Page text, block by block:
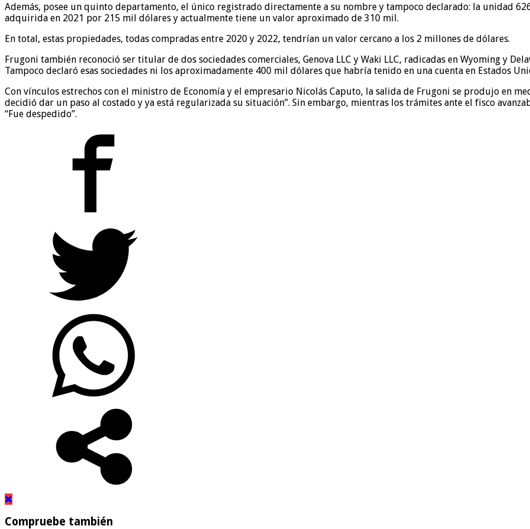
Además, posee un quinto departamento, el único registrado directamente a su nombre y tampoco declarado: la unidad
adquirida en 2021 por 215 mil dólares y actualmente tiene un valor aproximado de 310 mil.
En total, estas propiedades, todas compradas entre 2020 y 2022, tendrían un valor cercano a los 2 millones de dólares.
Frugoni también reconoció ser titular de dos sociedades comerciales, Genova LLC y Waki LLC, radicadas en Wyoming y
Tampoco declaró esas sociedades ni los aproximadamente 400 mil dólares que habría tenido en una cuenta en Estados
Con vínculos estrechos con el ministro de Economía y el empresario Nicolás Caputo, la salida de Frugoni se produjo en
decidió dar un paso al costado y ya está regularizada su situación”. Sin embargo, mientras los trámites ante el fisco
“Fue despedido”.
Compruebe también